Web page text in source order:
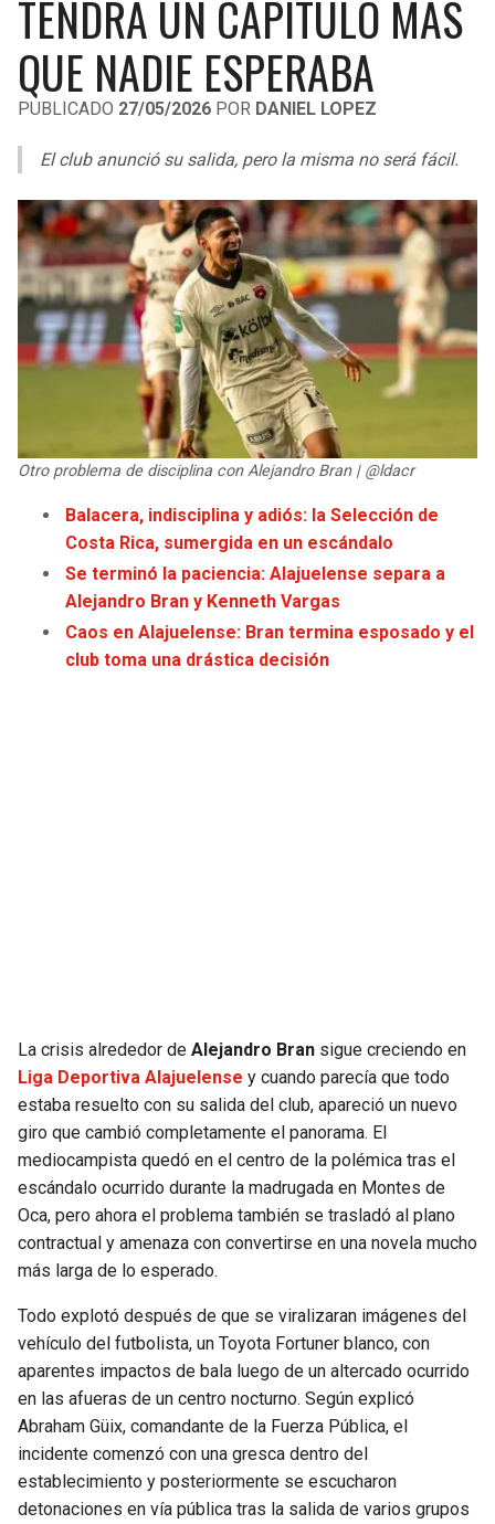
LIGA DE EXPANSIÓN MX
LEAGUES CUP
UEFA EUROPA LEAGUE
UEFA CONFERENCE LEAGUE
MLS
COPA LIBERTADORES
COPA SUDAMERICANA
LIGA BETPLAY
OTRAS LIGAS
RAIDERS
CHARGERS
RAVENS
BENGALS
BROWNS
STEELERS
COLTS
JAGUARS
TITANS
COWBOYS
BEARS
LIONS
VIKINGS
FALCONS
PANTHERS
SAINTS
BUCCANEERS
CAVALIERS
PISTONS
PACERS
BUCKS
HAWKS
HORNETS
MAGIC
WIZARDS
WARRIORS
CLIPPERS
SPURS
NUGGETS
THUNDER
TRAIL BLAZERS
JAZZ
TENDRÁ UN CAPÍTULO MÁS
QUE NADIE ESPERABA
PUBLICADO 27/05/2026 POR DANIEL LOPEZ
El club anunció su salida, pero la misma no será fácil.
Otro problema de disciplina con Alejandro Bran | @ldacr
Balacera, indisciplina y adiós: la Selección de
Costa Rica, sumergida en un escándalo
Se terminó la paciencia: Alajuelense separa a
Alejandro Bran y Kenneth Vargas
Caos en Alajuelense: Bran termina esposado y el
club toma una drástica decisión
La crisis alrededor de Alejandro Bran sigue creciendo en
Liga Deportiva Alajuelense y cuando parecía que todo
estaba resuelto con su salida del club, apareció un nuevo
giro que cambió completamente el panorama. El
mediocampista quedó en el centro de la polémica tras el
escándalo ocurrido durante la madrugada en Montes de
Oca, pero ahora el problema también se trasladó al plano
contractual y amenaza con convertirse en una novela mucho
más larga de lo esperado.
Todo explotó después de que se viralizaran imágenes del
vehículo del futbolista, un Toyota Fortuner blanco, con
aparentes impactos de bala luego de un altercado ocurrido
en las afueras de un centro nocturno. Según explicó
Abraham Güix, comandante de la Fuerza Pública, el
incidente comenzó con una gresca dentro del
establecimiento y posteriormente se escucharon
detonaciones en vía pública tras la salida de varios grupos